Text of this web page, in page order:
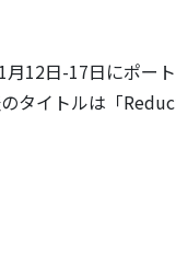
12日-17日にポー
のタイトルは「